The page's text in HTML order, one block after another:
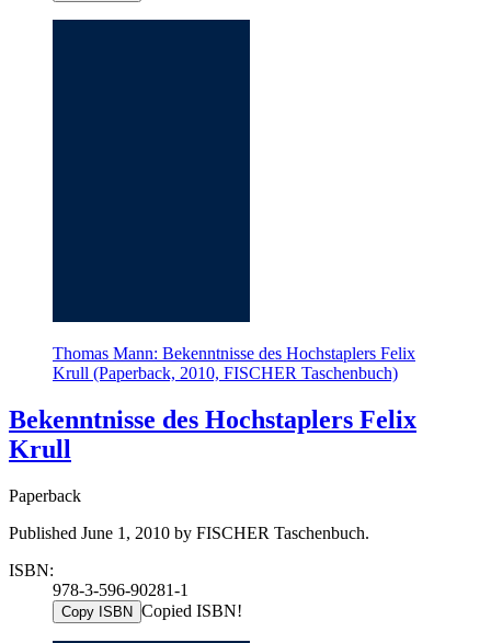
Thomas Mann: Bekenntnisse des Hochstaplers Felix
Krull (Paperback, 2010, FISCHER Taschenbuch)
Bekenntnisse des Hochstaplers Felix
Krull
Paperback
Published June 1, 2010 by FISCHER Taschenbuch.
ISBN:
978-3-596-90281-1
Copy ISBN Copied ISBN!